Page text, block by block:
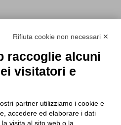
rimanere sempre aggiornato
e per ricevere offerte esclusive.
NEWSLETTER
Rifiuta cookie non necessari ✕
raccoglie alcuni
visitatori e
partner utilizziamo i cookie e
accedere ed elaborare i dati
visita al sito web o la